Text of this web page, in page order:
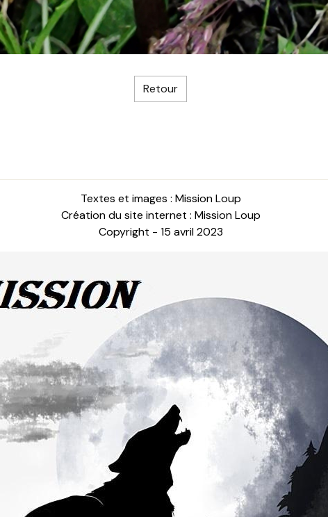
Retour
Textes et images : Mission Loup
Création du site internet : Mission Loup
Copyright - 15 avril 2023